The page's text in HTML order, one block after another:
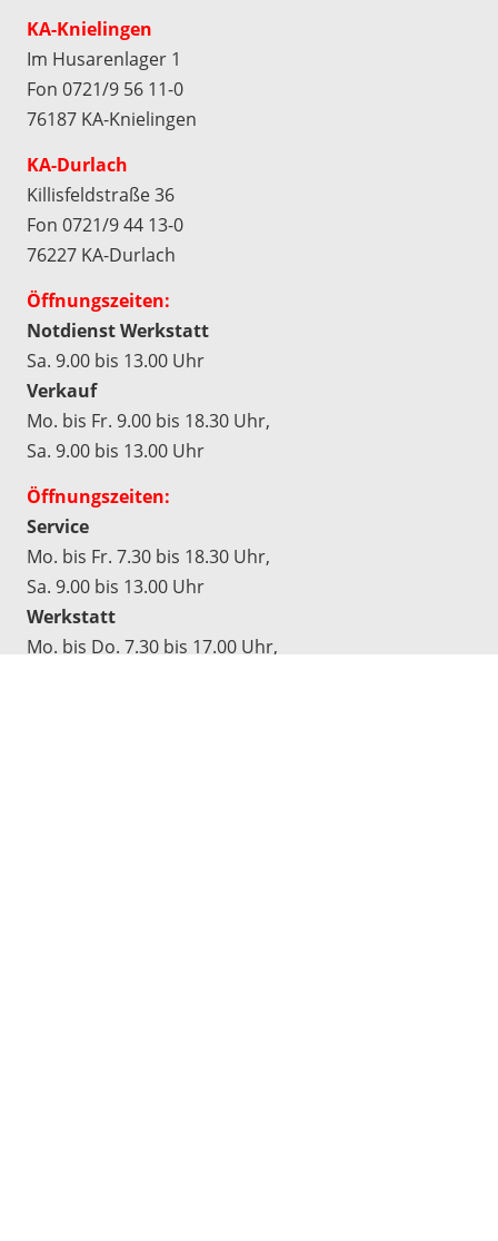
KA-Knielingen
Im Husarenlager 1
Fon 0721/9 56 11-0
76187 KA-Knielingen
KA-Durlach
Killisfeldstraße 36
Fon 0721/9 44 13-0
76227 KA-Durlach
Öffnungszeiten:
Notdienst Werkstatt
Sa. 9.00 bis 13.00 Uhr
Verkauf
Mo. bis Fr. 9.00 bis 18.30 Uhr,
Sa. 9.00 bis 13.00 Uhr
Öffnungszeiten:
Service
Mo. bis Fr. 7.30 bis 18.30 Uhr,
Sa. 9.00 bis 13.00 Uhr
Werkstatt
Mo. bis Do. 7.30 bis 17.00 Uhr,